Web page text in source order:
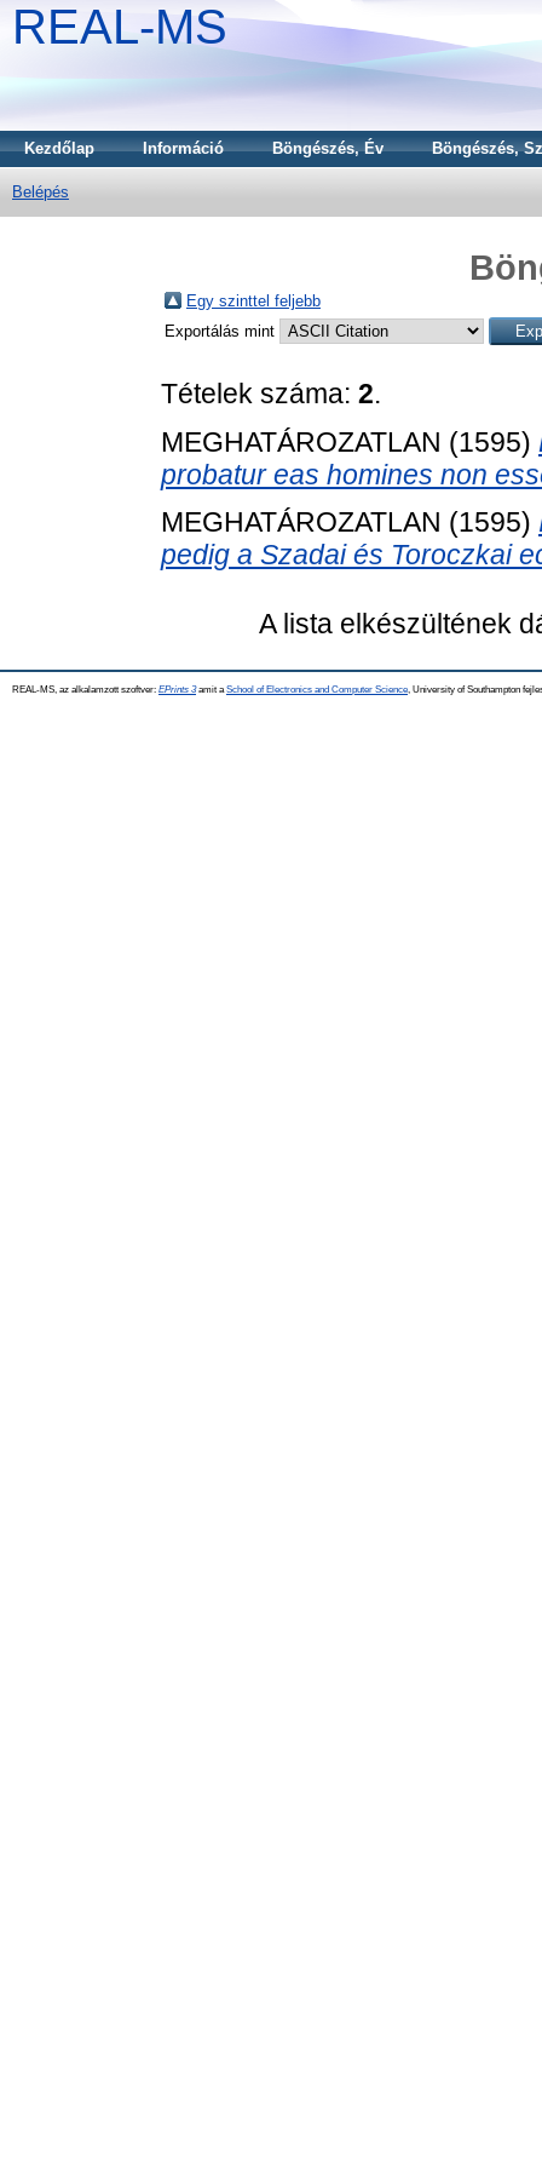
REAL-MS
Kezdőlap Információ Böngészés, Év Böngészés,
Belépés
Egy szinttel feljebb
Exportálás mint
Tételek száma: 2.
MEGHATÁROZATLAN (1595)
probatur eas homines non
MEGHATÁROZATLAN (1595)
pedig a Szadai és Toroczkai
A lista elkészültének
REAL-MS, az alkalamzott szoftver: EPrints 3amit a School of Electronics and Computer Science , University of Southampton